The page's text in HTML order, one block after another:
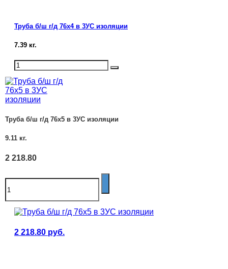
Труба б/ш г/д 76х4 в 3УС изоляции
7.39 кг.
Труба б/ш г/д 76х5 в 3УС изоляции
9.11 кг.
2 218.80
2 218.80 руб.